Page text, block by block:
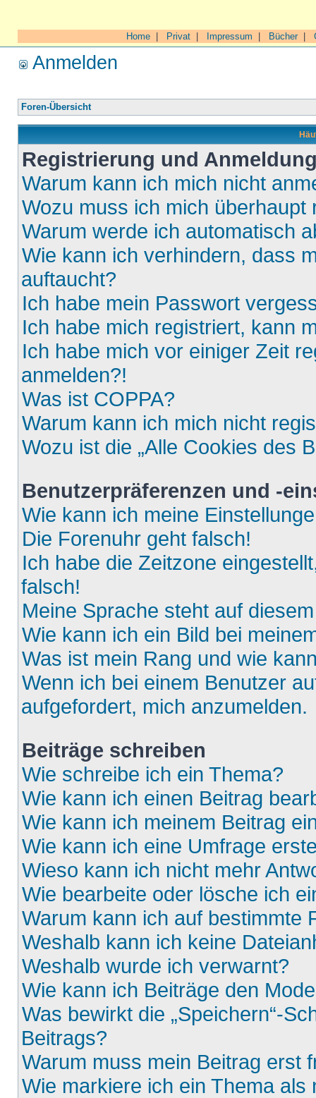
Home Privat Impressum Bücher|
Anmelden
Foren-Übersicht
Registrierung und
Warum kann ich mich nicht
Wozu muss ich mich überhaupt
Warum werde ich automatisch
Wie kann ich verhindern, dass
auftaucht?
Ich habe mein Passwort
Ich habe mich registriert, kann
Ich habe mich vor einiger Zeit
anmelden?!
Was ist COPPA?
Warum kann ich mich nicht
Wozu ist die „Alle Cookies des
Benutzerpräferenzen und -
Wie kann ich meine
Die Forenuhr geht falsch!
Ich habe die Zeitzone
falsch!
Meine Sprache steht auf
Wie kann ich ein Bild bei
Was ist mein Rang und wie
Wenn ich bei einem Benutzer
aufgefordert, mich anzumelden.
Beiträge schreiben
Wie schreibe ich ein Thema?
Wie kann ich einen Beitrag
Wie kann ich meinem Beitrag
Wie kann ich eine Umfrage
Wieso kann ich nicht mehr
Wie bearbeite oder lösche ich
Warum kann ich auf bestimmte
Weshalb kann ich keine
Weshalb wurde ich verwarnt?
Wie kann ich Beiträge den
Was bewirkt die „Speichern“-
Beitrags?
Warum muss mein Beitrag erst
Wie markiere ich ein Thema als